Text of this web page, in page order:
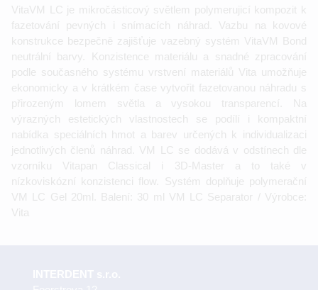
VitaVM LC je mikročásticový světlem polymerujicí kompozit k
fazetování pevných i snímacích náhrad. Vazbu na kovové
konstrukce bezpečně zajišťuje vazebný systém VitaVM Bond
neutrální barvy. Konzistence materiálu a snadné zpracování
podle současného systému vrstvení materiálů Vita umožňuje
ekonomicky a v krátkém čase vytvořit fazetovanou náhradu s
přirozeným lomem světla a vysokou transparencí. Na
výrazných estetických vlastnostech se podílí i kompaktní
nabídka speciálních hmot a barev určených k individualizaci
jednotlivých členů náhrad. VM LC se dodává v odstínech dle
vzorníku Vitapan Classical i 3D-Master a to také v
nízkoviskózní konzistenci flow. Systém doplňuje polymerační
VM LC Gel 20ml. Balení: 30 ml VM LC Separator / Výrobce:
Vita